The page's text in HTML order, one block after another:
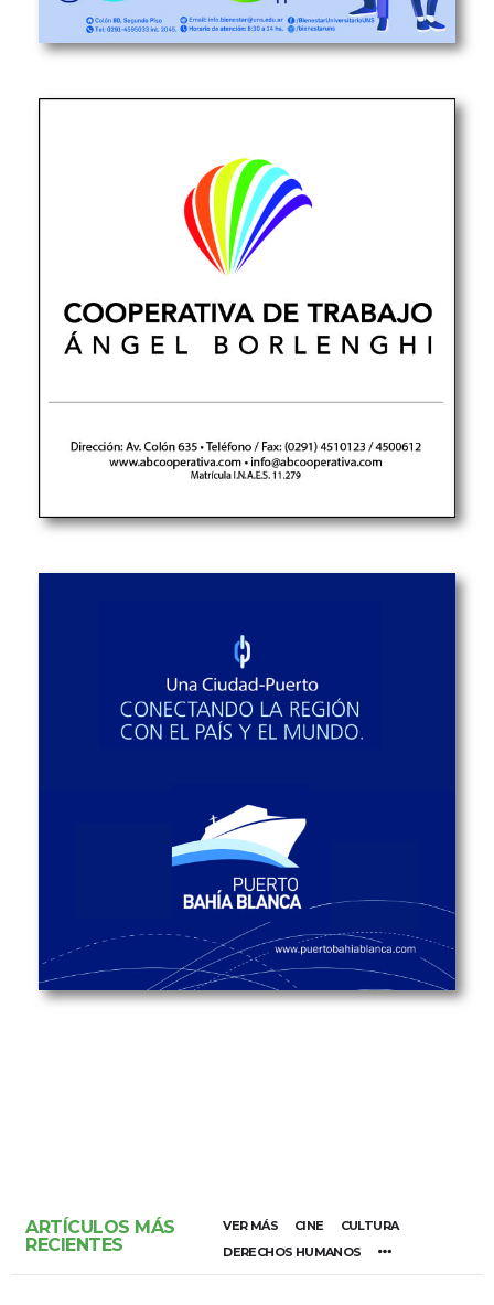
ARTÍCULOS MÁS
RECIENTES
VER MÁS CINE
CULTURA
DERECHOS HUMANOS